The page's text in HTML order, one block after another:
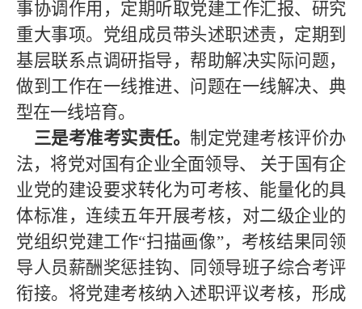
事协调作用，定期听取党建工作汇报、研究
重大事项。党组成员带头述职述责，定期到
基层联系点调研指导，帮助解决实际问题，
做到工作在一线推进、问题在一线解决、典
型在一线培育。
三是考准考实责任。 制定党建考核评价办
法，将党对国有企业全面领导、
关于国有企
业党的建设要求转化为可考核、能量化的具
体标准，连续五年开展考核，对二级企业的
党组织党建工作“扫描画像”，考核结果同领
导人员薪酬奖惩挂钩、同领导班子综合考评
衔接。将党建考核纳入述职评议考核，形成